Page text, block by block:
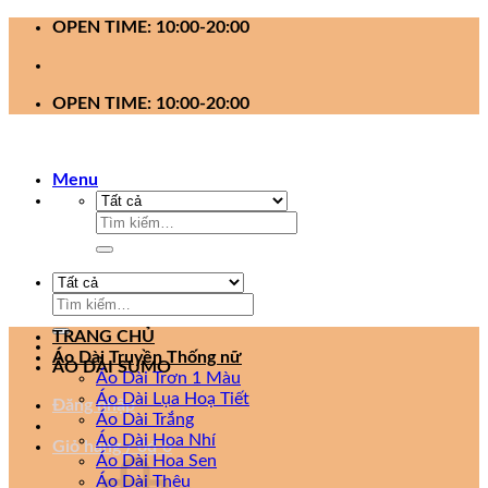
OPEN TIME: 10:00-20:00
OPEN TIME: 10:00-20:00
Menu
Tìm
Tìm
ÁO DÀI SUMO
Đăng nhập
Giỏ hàng /0₫ 0
TRANG CHỦ
Áo Dài Truyền Thống nữ
Áo Dài Trơn 1 Màu
Áo Dài Lụa Hoạ Tiết
Áo Dài Trắng
Áo Dài Hoa Nhí
Áo Dài Hoa Sen
Áo Dài Thêu